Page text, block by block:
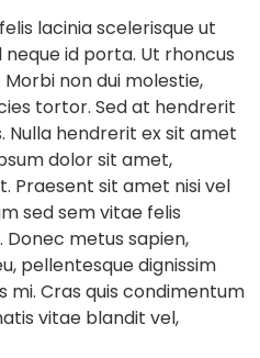
lacinia scelerisque ut
id porta. Ut rhoncus
non dui molestie,
tortor. Sed at hendrerit
Nulla hendrerit ex sit amet
dolor sit amet,
Praesent sit amet nisi vel
sed sem vitae felis
metus sapien,
pellentesque dignissim
mi. Cras quis condimentum
vitae blandit vel,